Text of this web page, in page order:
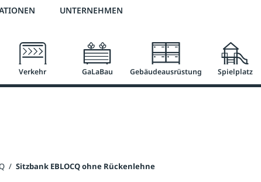
2 % Vorkassen-Skonto versandkostenfrei ab 50 €
UNTERNEHMEN
Verkehr GaLaBau Gebäudeausrüstung Spielplatz
/ Sitzbank EBLOCQ ohne Rückenlehne